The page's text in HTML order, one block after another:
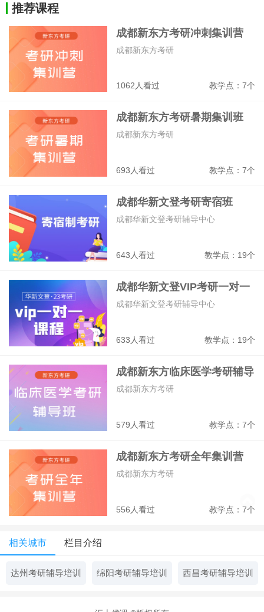
推荐课程
成都新东方考研冲刺集训营
1062人看过 教学点：7个
成都新东方考研
成都新东方考研暑期集训班
693人看过 教学点：7个
成都新东方考研
成都华新文登考研寄宿班
643人看过 教学点：19个
成都华新文登考研辅导中心
成都华新文登VIP考研一对一
辅导班
633人看过 教学点：19个
成都华新文登考研辅导中心
成都新东方临床医学考研辅导
班
579人看过 教学点：7个
成都新东方考研
成都新东方考研全年集训营
556人看过 教学点：7个
成都新东方考研
相关城市 栏目介绍
达州考研辅导培训 绵阳考研辅导培训 西昌考研辅导培训